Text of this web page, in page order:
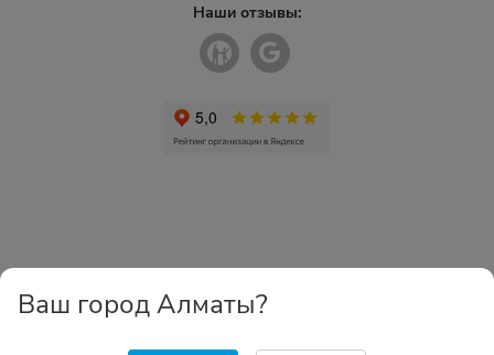
Наши отзывы:
Ваш город Алматы?